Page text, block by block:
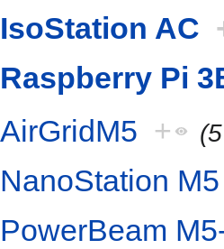
IsoStation AC
Raspberry Pi
AirGridM5 +
NanoStation M5
PowerBeam